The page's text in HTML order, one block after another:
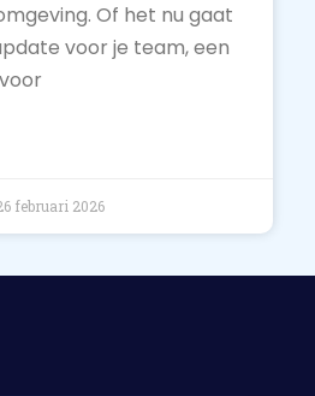
Of het nu gaat
voor je team, een
februari 2026